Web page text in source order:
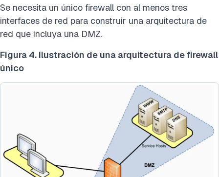
Se necesita un único firewall con al menos tres
interfaces de red para construir una arquitectura de
red que incluya una DMZ.
Figura 4. Ilustración de una arquitectura de firewall
único